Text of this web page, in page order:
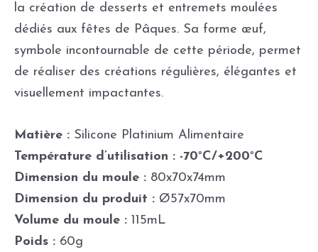
la création de desserts et entremets moulées
dédiés aux fêtes de Pâques. Sa forme œuf,
symbole incontournable de cette période, permet
de réaliser des créations régulières, élégantes et
visuellement impactantes.
Matière : Silicone Platinium Alimentaire
Température d’utilisation : -70°C/+200°C
Dimension du moule : 80x70x74mm
Dimension du produit : Ø57x70mm
Volume du moule : 115mL
Poids : 60g